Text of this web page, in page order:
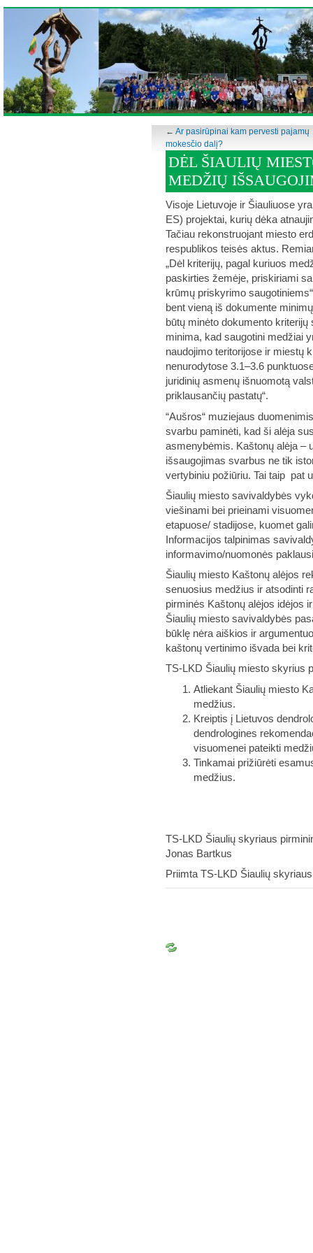
← Ar pasirūpinai kam pervesti pajamų
mokesčio dalį?
DĖL ŠIAULIŲ
MEDŽIŲ
Visoje Lietuvoje ir Šiauliuose
ES) projektai, kurių dėka
Tačiau rekonstruojant miesto
respublikos teisės aktus.
„Dėl kriterijų, pagal kuriuos
paskirties žemėje, priskiriami
krūmų priskyrimo
bent vieną iš dokumente
būtų minėto dokumento
minima, kad saugotini medžiai
naudojimo teritorijose ir miestų
nenurodytose 3.1–3.6
juridinių asmenų išnuomotą
priklausančių pastatų“.
“Aušros“ muziejaus
svarbu paminėti, kad ši alėja
asmenybėmis. Kaštonų alėja –
išsaugojimas svarbus ne tik
vertybiniu požiūriu. Tai taip pat
Šiaulių miesto savivaldybės
viešinami bei prieinami
etapuose/ stadijose, kuomet
Informacijos talpinimas
informavimo/nuomonės
Šiaulių miesto Kaštonų alėjos
senuosius medžius ir atsodinti
pirminės Kaštonų alėjos idėjos
Šiaulių miesto savivaldybės
būklę nėra aiškios ir
kaštonų vertinimo išvada bei
TS-LKD Šiaulių miesto skyrius
Atliekant Šiaulių miesto
medžius.
Kreiptis į Lietuvos
dendrologines
visuomenei pateikti
Tinkamai prižiūrėti
medžius.
TS-LKD
Jonas Bartkus
Priimta TS-LKD Šiaulių